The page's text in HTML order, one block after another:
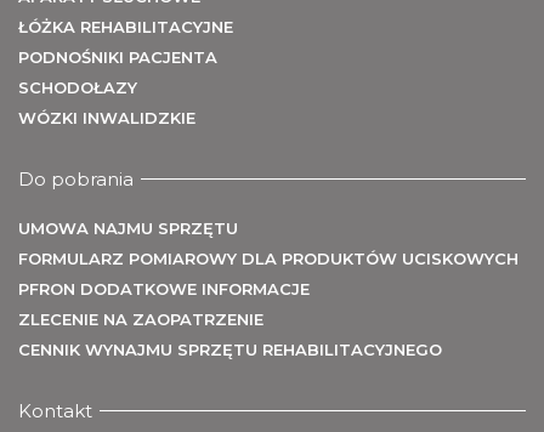
ŁÓŻKA REHABILITACYJNE
PODNOŚNIKI PACJENTA
SCHODOŁAZY
WÓZKI INWALIDZKIE
Do pobrania
UMOWA NAJMU SPRZĘTU
FORMULARZ POMIAROWY DLA PRODUKTÓW UCISKOWYCH
PFRON DODATKOWE INFORMACJE
ZLECENIE NA ZAOPATRZENIE
CENNIK WYNAJMU SPRZĘTU REHABILITACYJNEGO
Kontakt